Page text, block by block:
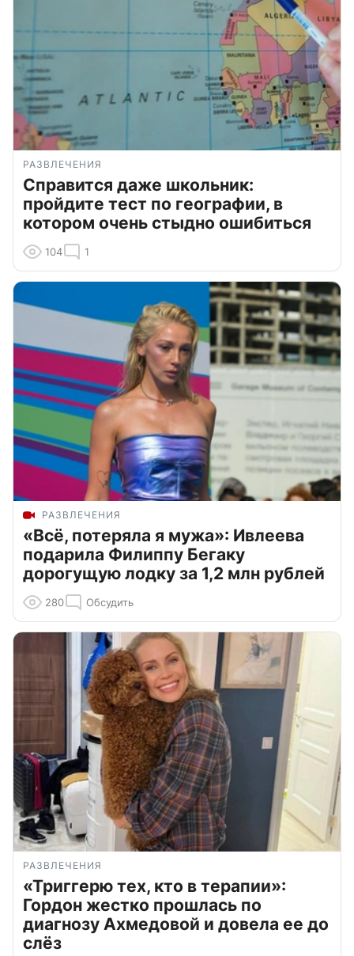
РАЗВЛЕЧЕНИЯ
Справится даже школьник:
пройдите тест по географии, в
котором очень стыдно ошибиться
104 1
РАЗВЛЕЧЕНИЯ
«Всё, потеряла я мужа»: Ивлеева
подарила Филиппу Бегаку
дорогущую лодку за 1,2 млн рублей
280 Обсудить
РАЗВЛЕЧЕНИЯ
«Триггерю тех, кто в терапии»:
Гордон жестко прошлась по
диагнозу Ахмедовой и довела ее до
слёз